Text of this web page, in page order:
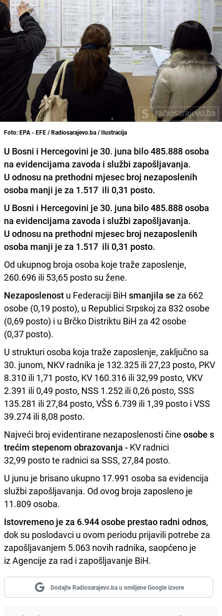
Foto: EPA - EFE / Radiosarajevo.ba / Ilustracija
U Bosni i Hercegovini je 30. juna bilo 485.888 osoba
na evidencijama zavoda i službi zapošljavanja.
U odnosu na prethodni mjesec broj nezaposlenih
osoba manji je za 1.517 ili 0,31 posto.
U Bosni i Hercegovini je 30. juna bilo 485.888 osoba
na evidencijama zavoda i službi zapošljavanja.
U odnosu na prethodni mjesec broj nezaposlenih
osoba manji je za 1.517 ili 0,31 posto.
Od ukupnog broja osoba koje traže zaposlenje,
260.696 ili 53,65 posto su žene.
Nezaposlenost u Federaciji BiH smanjila se za 662
osobe (0,19 posto), u Republici Srpskoj za 832 osobe
(0,69 posto) i u Brčko Distriktu BiH za 42 osobe
(0,37 posto).
U strukturi osoba koja traže zaposlenje, zaključno sa
30. junom, NKV radnika je 132.325 ili 27,23 posto, PKV
8.310 ili 1,71 posto, KV 160.316 ili 32,99 posto, VKV
2.391 ili 0,49 posto, NSS 1.252 ili 0,26 posto, SSS
135.281 ili 27,84 posto, VŠS 6.739 ili 1,39 posto i VSS
39.274 ili 8,08 posto.
Najveći broj evidentirane nezaposlenosti čine osobe s
trećim stepenom obrazovanja - KV radnici
32,99 posto te radnici sa SSS, 27,84 posto.
U junu je brisano ukupno 17.991 osoba sa evidencija
službi zapošljavanja. Od ovog broja zaposleno je
11.809 osoba.
Istovremeno je za 6.944 osobe prestao radni odnos,
dok su poslodavci u ovom periodu prijavili potrebe za
zapošljavanjem 5.063 novih radnika, saopćeno je
iz Agencije za rad i zapošljavanje BiH.
Dodajte Radiosarajevo.ba u omiljene Google izvore